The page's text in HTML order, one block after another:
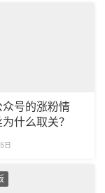
号的涨粉情
什么取关？
日